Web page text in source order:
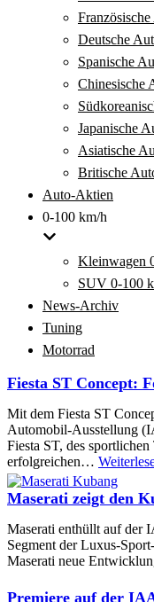
Deutsche
Spanische
Chinesische
Japanische
Asiatische
Britische
Auto-Aktien
0-100 km/h
Kleinwagen
SUV 0-100
News-Archiv
Tuning
Motorrad
Fiesta ST Concept:
Mit dem Fiesta ST
Automobil-Ausstellung
Fiesta ST, des
erfolgreichen…
Maserati zeigt den
Maserati enthüllt auf der
Segment der Luxus-
Maserati neue
Premiere auf der